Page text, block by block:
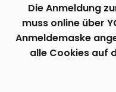
Die Anmeldung
muss online über
Anmeldemaske
alle Cookies auf